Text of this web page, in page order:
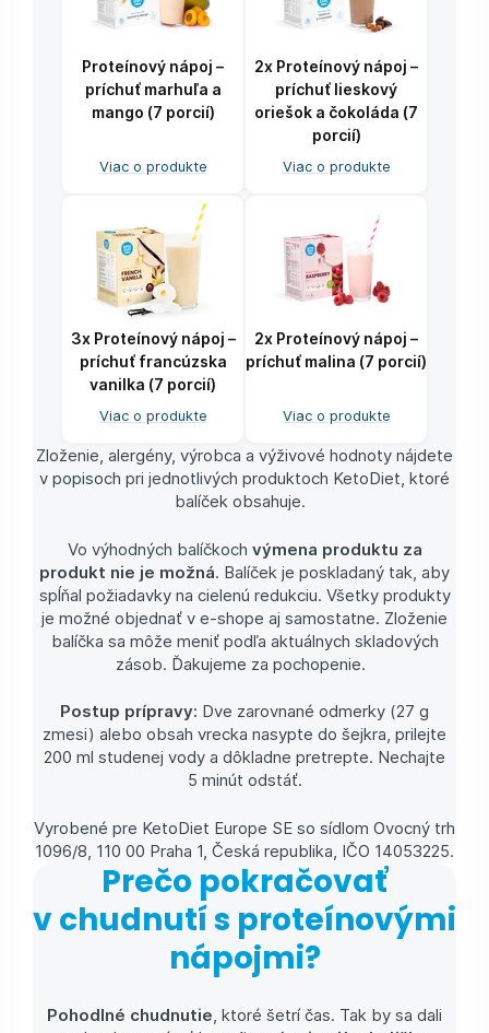
Proteínový nápoj –
príchuť marhuľa a
mango (7 porcií)
Viac o produkte
2x Proteínový nápoj –
príchuť lieskový
oriešok a čokoláda (7
porcií)
Viac o produkte
3x Proteínový nápoj –
príchuť francúzska
vanilka (7 porcií)
Viac o produkte
2x Proteínový nápoj –
príchuť malina (7 porcií)
Viac o produkte
Zloženie, alergény, výrobca a výživové hodnoty nájdete
v popisoch pri jednotlivých produktoch KetoDiet, ktoré
balíček obsahuje.
Vo výhodných balíčkoch výmena produktu za
produkt nie je možná. Balíček je poskladaný tak, aby
spĺňal požiadavky na cielenú redukciu. Všetky produkty
je možné objednať v e-shope aj samostatne. Zloženie
balíčka sa môže meniť podľa aktuálnych skladových
zásob. Ďakujeme za pochopenie.
Postup prípravy: Dve zarovnané odmerky (27 g
zmesi) alebo obsah vrecka nasypte do šejkra, prilejte
200 ml studenej vody a dôkladne pretrepte. Nechajte
5 minút odstáť.
Vyrobené pre KetoDiet Europe SE so sídlom Ovocný trh
1096/8, 110 00 Praha 1, Česká republika, IČO 14053225.
Prečo pokračovať
v chudnutí s proteínovými
nápojmi?
Pohodlné chudnutie , ktoré šetrí čas. Tak by sa dali